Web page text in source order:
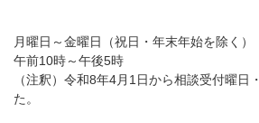
月曜日～金曜日（祝日・年末年始を除く）
午前10時～午後5時
（注釈）令和8年4月1日から相談受付曜日
た。